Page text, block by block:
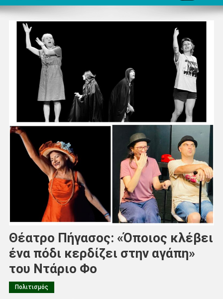
Θέατρο Πήγασος: «Όποιος κλέβει
ένα πόδι κερδίζει στην αγάπη»
του Ντάριο Φο
Πολιτισμός